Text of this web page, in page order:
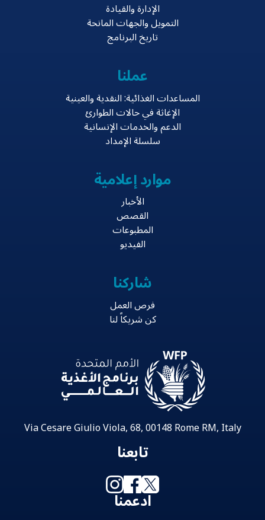
الإدارة والقيادة
التمويل والجهات المانحة
تاريخ البرنامج
عملنا
المساعدات الغذائية: النقدية والعينية
الإغاثة في حالات الطوارئ
الدعم والخدمات الإنسانية
سلسلة الإمداد
موارد إعلامية
الأخبار
القصص
المطبوعات
الفيديو
شاركنا
فرص العمل
كن شريكاً لنا
Via Cesare Giulio Viola, 68, 00148 Rome RM, Italy
تابعنا
ادعمنا